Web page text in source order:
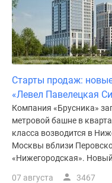
Старты продаж:
«Левел Павелецкая
Компания «Брусника»
метровой башне в
класса возводится в
Москвы вблизи
«Нижегородская».
07 августа 3467